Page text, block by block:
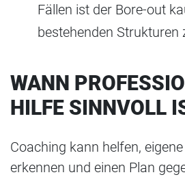
Fällen ist der Bore-out
bestehenden Strukturen
WANN
HILFE SINNVOLL
Coaching kann helfen,
erkennen und einen Plan